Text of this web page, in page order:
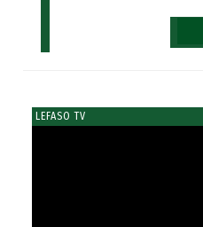
LEFASO TV